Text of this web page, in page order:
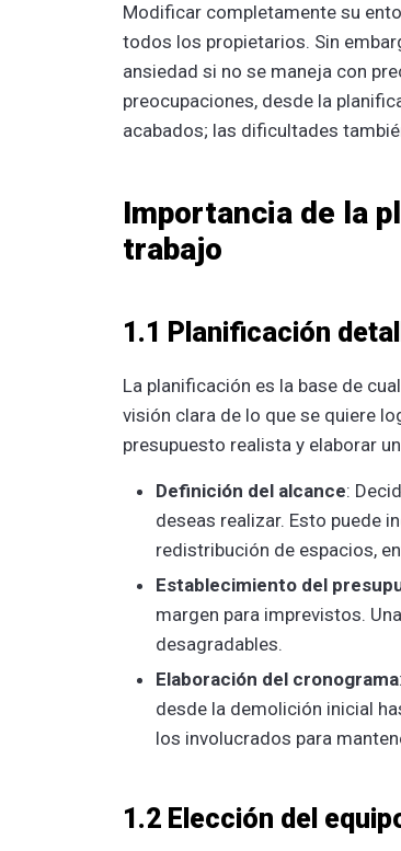
Modificar completamente su
todos los propietarios. Sin
ansiedad si no se maneja con
preocupaciones, desde la
acabados; las dificultades
Importancia de la
trabajo
1.1 Planificación
La planificación es la base de
visión clara de lo que se quiere
presupuesto realista y elaborar
Definición del alcance:
deseas realizar. Esto puede
redistribución de espacios,
Establecimiento del
margen para imprevistos.
desagradables.
Elaboración del cronograma
desde la demolición inicial
los involucrados para
1.2 Elección del